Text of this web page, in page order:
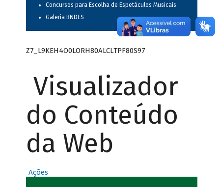
Concursos para Escolha de Espetáculos Musicais
Galeria BNDES
Z7_L9KEH4O0LORH80ALCLTPF80S97
Visualizador
do Conteúdo
da Web
Ações